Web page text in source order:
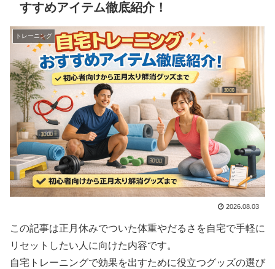
すすめアイテム徹底紹介！
トレーニング
2026.08.03
この記事は正月休みでついた体重やだるさを自宅で手軽に
リセットしたい人に向けた内容です。
自宅トレーニングで効果を出すために役立つグッズの選び